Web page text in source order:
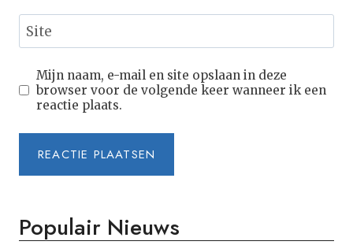
Site
Mijn naam, e-mail en site opslaan in deze
browser voor de volgende keer wanneer ik een
reactie plaats.
Populair Nieuws